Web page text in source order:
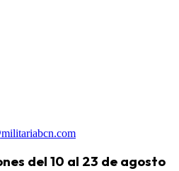
del 10 al 23 de agosto